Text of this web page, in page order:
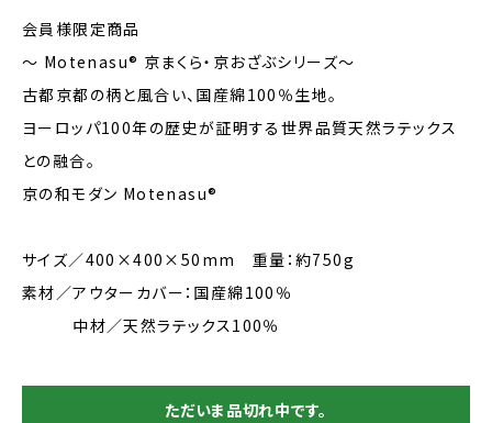
会員様限定商品
～ Motenasu® 京まくら・京おざぶシリーズ～
古都京都の柄と風合い、国産綿100％生地。
ヨーロッパ100年の歴史が証明する世界品質天然ラテックス
との融合。
京の和モダン Motenasu®
サイズ／400×400×50mm 重量：約750g
素材／アウターカバー：国産綿100％
中材／天然ラテックス100％
ただいま品切れ中です。